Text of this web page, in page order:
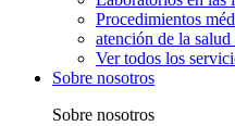
Procedimientos
atención de la
Ver todos los
Sobre nosotros
Sobre nosotros